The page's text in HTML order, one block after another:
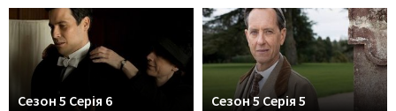
Сезон 5 Серія 6 Сезон 5 Серія 5